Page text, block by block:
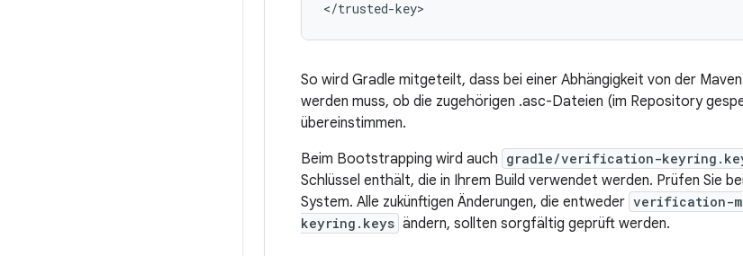
So wird Gradle mitgeteilt, dass bei einer Abhängigkeit von der
werden muss, ob die zugehörigen .asc-Dateien (im Repository
übereinstimmen.
Beim Bootstrapping wird auch gradle/verification-
Schlüssel enthält, die in Ihrem Build verwendet werden. Prüfen Sie
System. Alle zukünftigen Änderungen, die entweder verification-
keyring.keys ändern, sollten sorgfältig geprüft werden.